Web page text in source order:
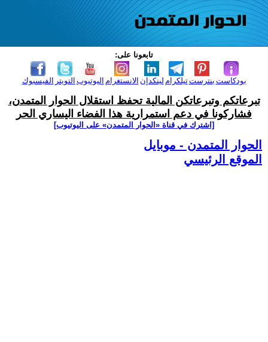
تابعونا على:
الفيسبوك التويتر اليوتيوب الانستغرام لينكدإن تيلكرامبنترست بودكاست
تبرعاتكم وتبرعاتكن المالية تحفظ استقلال الحوار المتمدن،
فشاركونا في دعم استمرارية هذا الفضاء اليساري الحر
[اشترك في قناة ‫«الحوار المتمدن» على اليوتيوب]
الحوار المتمدن - موبايل
الموقع الرئيسي